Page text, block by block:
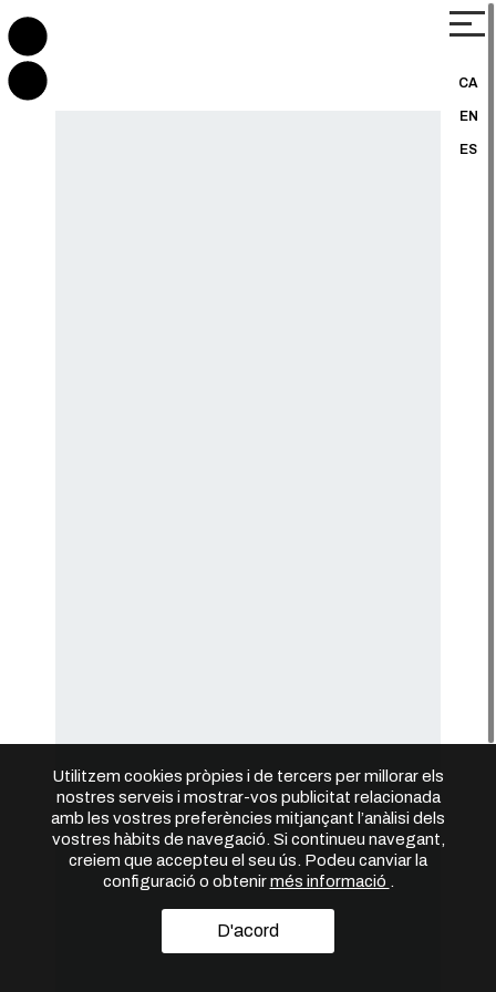
CA
EN
ES
Utilitzem cookies pròpies i de tercers per millorar els
nostres serveis i mostrar-vos publicitat relacionada
amb les vostres preferències mitjançant l’anàlisi dels
vostres hàbits de navegació. Si continueu navegant,
creiem que accepteu el seu ús. Podeu canviar la
configuració o obtenirmés informació
D'acord